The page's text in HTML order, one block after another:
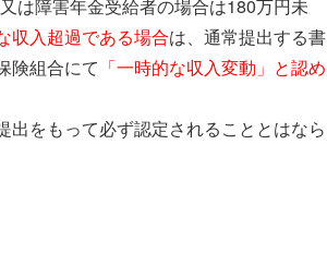
は障害年金受給者の場合は180万円未
収入超過である場合は、通常提出する書
険組合にて 「一時的な収入変動」と認め
をもって必ず認定されることとはなら